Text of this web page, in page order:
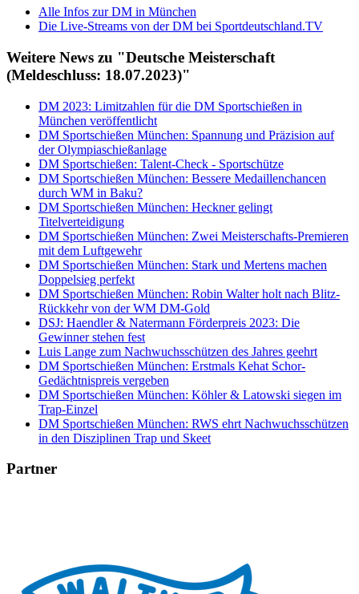
Alle Infos zur DM in München
Die Live-Streams von der DM bei Sportdeutschland.TV
Weitere News zu "Deutsche Meisterschaft
(Meldeschluss: 18.07.2023)"
DM 2023: Limitzahlen für die DM Sportschießen in
München veröffentlicht
DM Sportschießen München: Spannung und Präzision auf
der Olympiaschießanlage
DM Sportschießen: Talent-Check - Sportschütze
DM Sportschießen München: Bessere Medaillenchancen
durch WM in Baku?
DM Sportschießen München: Heckner gelingt
Titelverteidigung
DM Sportschießen München: Zwei Meisterschafts-Premieren
mit dem Luftgewehr
DM Sportschießen München: Stark und Mertens machen
Doppelsieg perfekt
DM Sportschießen München: Robin Walter holt nach Blitz-
Rückkehr von der WM DM-Gold
DSJ: Haendler & Natermann Förderpreis 2023: Die
Gewinner stehen fest
Luis Lange zum Nachwuchsschützen des Jahres geehrt
DM Sportschießen München: Erstmals Kehat Schor-
Gedächtnispreis vergeben
DM Sportschießen München: Köhler & Latowski siegen im
Trap-Einzel
DM Sportschießen München: RWS ehrt Nachwuchsschützen
in den Disziplinen Trap und Skeet
Partner